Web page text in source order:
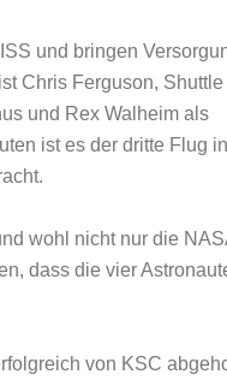
und bringen
Chris Ferguson,
und Rex Walheim als
ist es der dritte Flug
wohl nicht nur die
dass die vier
von KSC